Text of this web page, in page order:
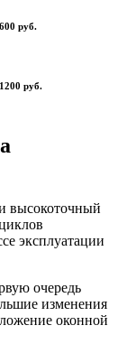
руб.
руб.
высокоточный
эксплуатации
очередь
изменения
оконной